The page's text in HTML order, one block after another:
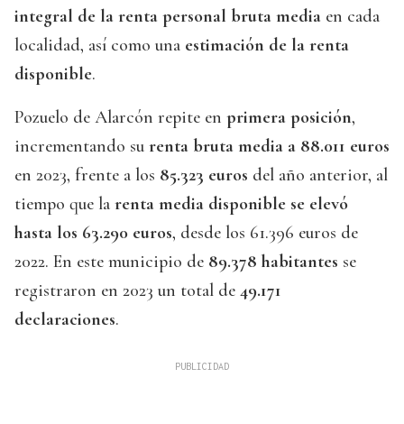
integral de la renta personal bruta media en cada
localidad, así como una estimación de la renta
disponible.
Pozuelo de Alarcón repite en primera posición,
incrementando su renta bruta media a 88.011 euros
en 2023, frente a los 85.323 euros del año anterior, al
tiempo que la renta media disponible se elevó
hasta los 63.290 euros, desde los 61.396 euros de
2022. En este municipio de 89.378 habitantes se
registraron en 2023 un total de 49.171
declaraciones.